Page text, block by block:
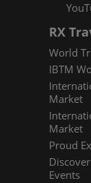
RX
World
IBTM
Market
Market
Proud
Events